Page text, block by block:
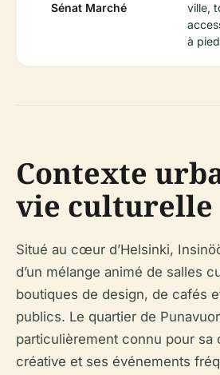
Sénat Marché
ville,
à
Contexte
vie culturelle
Situé au cœur d’Helsinki,
d’un mélange animé de salles
boutiques de design, de cafés
publics. Le quartier de
particulièrement connu pour sa
créative et ses événements